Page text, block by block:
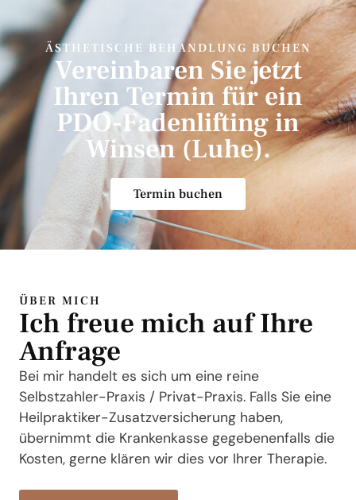
ÄSTHETISCHE BEHANDLUNG BUCHEN
Vereinbaren Sie jetzt
Ihren Termin für ein
PDO-Fadenlifting in
Winsen (Luhe).
Termin buchen
ÜBER MICH
Ich freue mich auf Ihre
Anfrage
Bei mir handelt es sich um eine reine
Selbstzahler-Praxis / Privat-Praxis. Falls Sie eine
Heilpraktiker-Zusatzversicherung haben,
übernimmt die Krankenkasse gegebenenfalls die
Kosten, gerne klären wir dies vor Ihrer Therapie.